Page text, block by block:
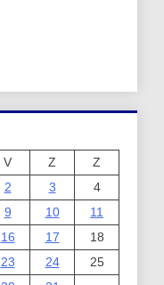
V Z
Z
2 3
4
9 10
11
16 17
18
23 24
25